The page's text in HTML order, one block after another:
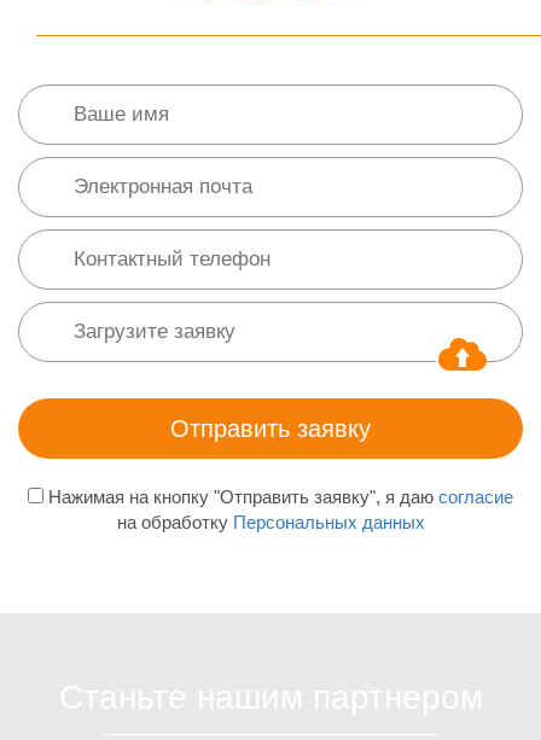
Нажимая на кнопку "Отправить заявку", я даю согласие
на обработку Персональных данных